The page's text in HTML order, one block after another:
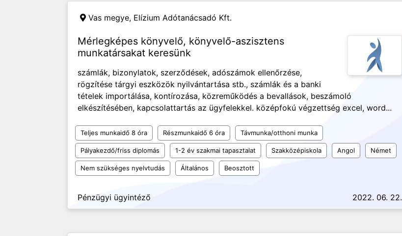
Vas megye, Elízium Adótanácsadó Kft.
Mérlegképes könyvelő, könyvelő-aszisztens
munkatársakat keresünk
számlák, bizonylatok, szerződések, adószámok ellenőrzése,
rögzítése tárgyi eszközök nyilvántartása stb., számlák és a banki
tételek importálása, kontírozása, közreműködés a bevallások, beszámoló
elkészítésében, kapcsolattartás az ügyfelekkel. középfokú végzettség excel, word...
Teljes munkaidő 8 óra Részmunkaidő 6 óra Távmunka/otthoni munka
Pályakezdő/friss diplomás 1-2 év szakmai tapasztalat Szakközépiskola Angol Német
Nem szükséges nyelvtudás Általános Beosztott
Pénzügyi ügyintéző 2022. 06. 22.